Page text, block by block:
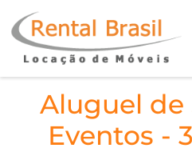
Aluguel de
Eventos -